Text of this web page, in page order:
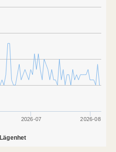
Lägenhet
2026-07 2026-08